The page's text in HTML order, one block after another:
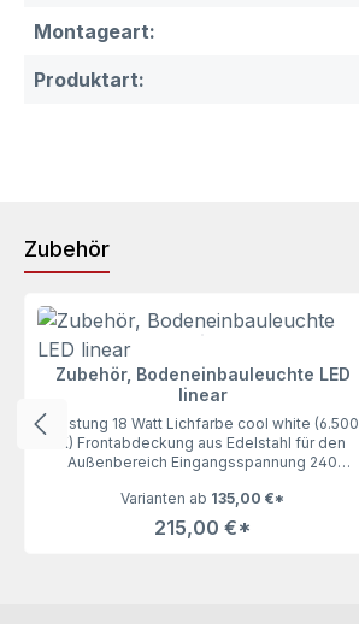
Montageart:
Produktart:
Zubehör
Produktgalerie überspringen
Zubehör, Bodeneinbauleuchte LED
linear
Leistung 18 Watt Lichfarbe cool white (6.500
K) Frontabdeckung aus Edelstahl für den
Außenbereich Eingangsspannung 240
keine Wünsche offen und bringt
gleichmäßiges Licht ins Dunkel.
Unerlässliches Zubehör für alle Schilder, die
Varianten ab 135,00 €*
215,00 €*